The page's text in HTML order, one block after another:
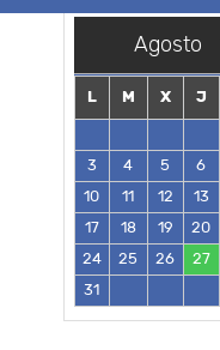
Agosto
L M X J
3
4 5 6
10
11 12 13
17
18 19 20
24
25 26 27
31